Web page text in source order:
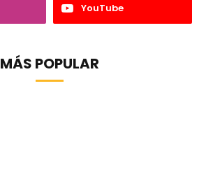
YouTube
MÁS POPULAR